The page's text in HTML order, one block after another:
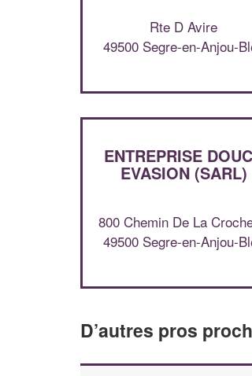
Rte D Avire
49500 Segre-en-Anjou-
ENTREPRISE
EVASION (SARL)
800 Chemin De La
49500 Segre-en-Anjou-
D’autres pros